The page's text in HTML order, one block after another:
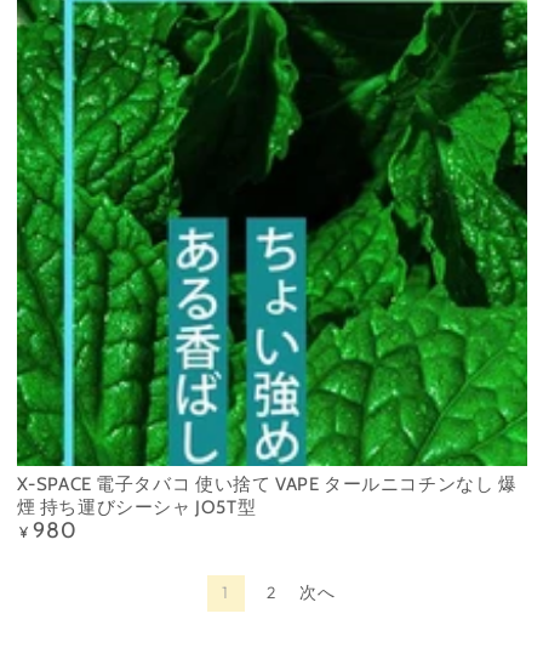
X-SPACE 電子タバコ 使い捨て VAPE タールニコチンなし 爆
煙 持ち運びシーシャ JO5T型
定
¥ 980
1 2 次へ